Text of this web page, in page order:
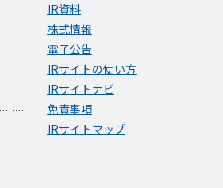
IR資料
株式情報
電子公告
IRサイトの使い方
IRサイトナビ
免責事項
IRサイトマップ